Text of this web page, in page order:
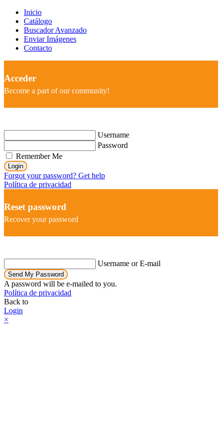
Inicio
Catálogo
Buscador Avanzado
Enviar Imágenes
Contacto
Acceder
Become a part of our community!
Username
Password
Remember Me
Login
Forgot your password? Get help
Política de privacidad
Reset password
Recover your password
Username or E-mail
Send My Password
A password will be e-mailed to you.
Política de privacidad
Back to
Login
×